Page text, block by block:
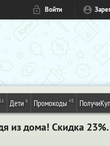
Войти
16 Дети 6 Промокоды 48
из дома! Скидка 23%.